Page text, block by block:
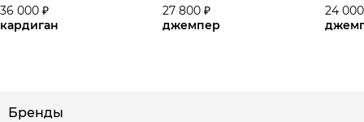
36 000 ₽
кардиган
27 800 ₽
джемпер
24
Бренды